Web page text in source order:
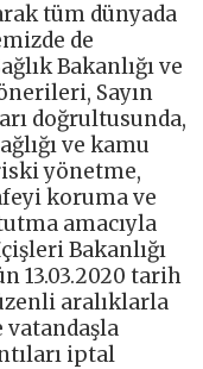
tüm dünyada
de
Bakanlığı ve
Sayın
doğrultusunda,
ve kamu
yönetme,
koruma ve
amacıyla
Bakanlığı
13.03.2020 tarih
aralıklarla
vatandaşla
iptal